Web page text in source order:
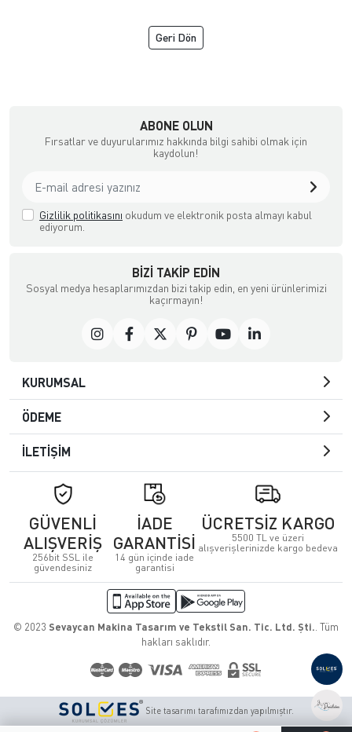
Geri Dön
ABONE OLUN
Fırsatlar ve duyurularımız hakkında bilgi sahibi olmak için
kaydolun!
Gizlilik politikasını okudum ve elektronik posta almayı kabul
ediyorum.
BIZI TAKIP EDIN
Sosyal medya hesaplarımızdan bizi takip edin, en yeni ürünlerimizi
kaçırmayın!
KURUMSAL
ÖDEME
İLETİŞİM
GÜVENLİ
ALIŞVERİŞ
256bit SSL ile
güvendesiniz
İADE
GARANTİSİ
14 gün içinde iade
garantisi
ÜCRETSİZ KARGO
5500 TL ve üzeri
alışverişlerinizde kargo bedeva
© 2023 Sevaycan Makina Tasarım ve Tekstil San. Tic. Ltd. Şti. . Tüm
hakları saklıdır.
Site tasarımı tarafımızdan yapılmıştır.